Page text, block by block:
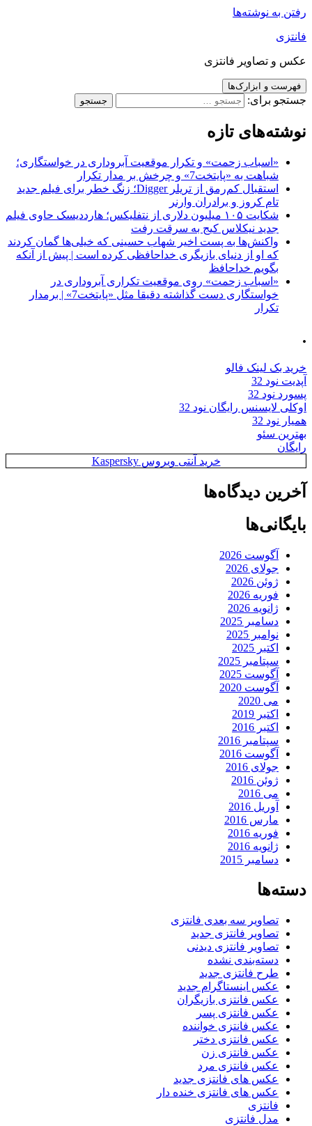
رفتن به نوشته‌ها
فانتزی
عکس و تصاویر فانتزی
فهرست و ابزارک‌ها
جستجو برای:
نوشته‌های تازه
«اسباب زحمت» و تکرار موقعیت آبروداری در خواستگاری؛
شباهت به «پایتخت7» و چرخش بر مدار تکرار
استقبال کم‌رمق از تریلر Digger؛ زنگ خطر برای فیلم جدید
تام کروز و برادران وارنر
شکایت ۱۰۵ میلیون دلاری از نتفلیکس؛ هارددیسک حاوی فیلم
جدید نیکلاس کیج به سرقت رفت
واکنش‌ها به پست اخیر شهاب حسینی که خیلی‌ها گمان کردند
که او از دنیای بازیگری خداحافظی کرده است | پیش از آنکه
بگویم خداحافظ
«اسباب زحمت» روی موقعیت تکراری آبروداری در
خواستگاری دست گذاشته دقیقا مثل «پایتخت7» | برمدار
تکرار
.
خرید بک لینک فالو
آپدیت نود 32
پسورد نود 32
اوکلی لایسنس رایگان نود 32
همیار نود 32
بهترین سئو
رایگان
خرید آنتی ویروس Kaspersky
آخرین دیدگاه‌ها
بایگانی‌ها
آگوست 2026
جولای 2026
ژوئن 2026
فوریه 2026
ژانویه 2026
دسامبر 2025
نوامبر 2025
اکتبر 2025
سپتامبر 2025
آگوست 2025
آگوست 2020
می 2020
اکتبر 2019
اکتبر 2016
سپتامبر 2016
آگوست 2016
جولای 2016
ژوئن 2016
می 2016
آوریل 2016
مارس 2016
فوریه 2016
ژانویه 2016
دسامبر 2015
دسته‌ها
تصاویر سه بعدی فانتزی
تصاویر فانتزی جدید
تصاویر فانتزی دیدنی
دسته‌بندی نشده
طرح فانتزی جدید
عکس اینستاگرام جدید
عکس فانتزی بازیگران
عکس فانتزی پسر
عکس فانتزی خواننده
عکس فانتزی دختر
عکس فانتزی زن
عکس فانتزی مرد
عکس های فانتزی جدید
عکس های فانتزی خنده دار
فانتزی
مدل فانتزی